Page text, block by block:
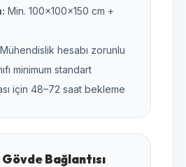
Min. 100×100×150 cm +
Mühendislik hesabı zorunlu
minimum standart
için 48–72 saat bekleme
Bağlantısı